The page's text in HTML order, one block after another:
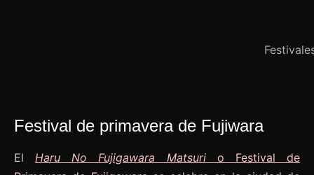
Festival de primavera de Fujiwara
ElHaru No Fujigawara Matsurio Festival de